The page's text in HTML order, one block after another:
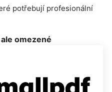
potřebují profesionální
omezené